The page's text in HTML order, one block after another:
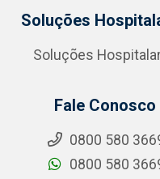
Soluções
Soluções
Fale Conosco
0800 580
0800 580